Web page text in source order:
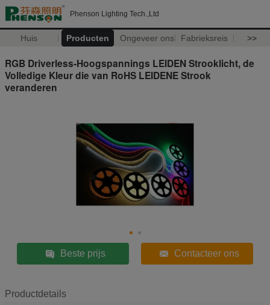
Phenson Lighting Tech.,Ltd
Huis Producten Ongeveer ons Fabrieksreis >>
RGB Driverless-Hoogspannings LEIDEN Strooklicht, de
Volledige Kleur die van RoHS LEIDENE Strook
veranderen
Beste prijs Contacteer ons
Productdetails